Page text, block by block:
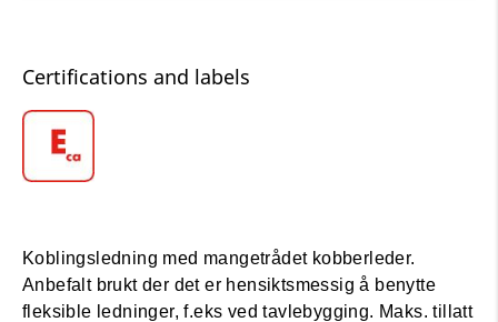
Certifications and labels
Koblingsledning med mangetrådet kobberleder.
Anbefalt brukt der det er hensiktsmessig å benytte
fleksible ledninger, f.eks ved tavlebygging. Maks. tillatt